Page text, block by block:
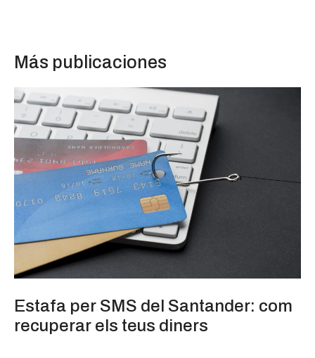
Más publicaciones
Estafa per SMS del Santander: com
recuperar els teus diners